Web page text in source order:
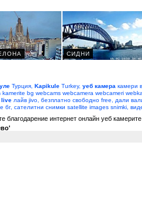
Турция, Kapikule Turkey, уеб камера камери
kamerite bg webcams webcamera webcameri
live лайв jivo, безплатно свободно free, дали
бг, сателитни снимки satellite images snimki,
благодарение интернет онлайн уеб